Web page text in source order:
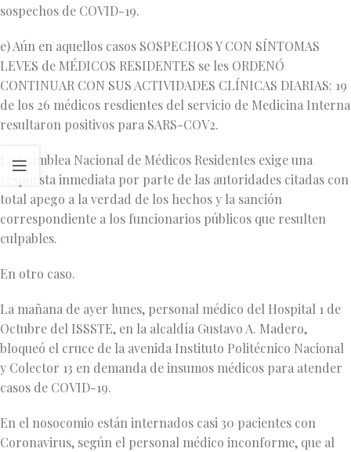
sospechos de COVID-19.
e) Aún en aquellos casos SOSPECHOS Y CON SÍNTOMAS
LEVES de MÉDICOS RESIDENTES se les ORDENÓ
CONTINUAR CON SUS ACTIVIDADES CLÍNICAS DIARIAS: 19
de los 26 médicos resdientes del servicio de Medicina Interna
resultaron positivos para SARS-COV2.
La Asamblea Nacional de Médicos Residentes exige una
respuesta inmediata por parte de las autoridades citadas con
total apego a la verdad de los hechos y la sanción
correspondiente a los funcionarios públicos que resulten
culpables.
En otro caso.
La mañana de ayer lunes, personal médico del Hospital 1 de
Octubre del ISSSTE, en la alcaldía Gustavo A. Madero,
bloqueó el cruce de la avenida Instituto Politécnico Nacional
y Colector 13 en demanda de insumos médicos para atender
casos de COVID-19.
En el nosocomio están internados casi 30 pacientes con
Coronavirus, según el personal médico inconforme, que al